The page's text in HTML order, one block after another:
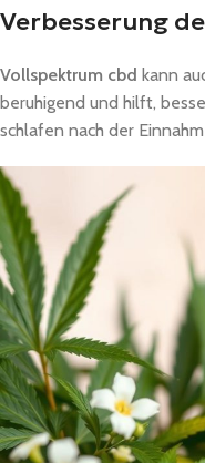
Verbesserung
Vollspektrum cbd kann
beruhigend und hilft,
schlafen nach der